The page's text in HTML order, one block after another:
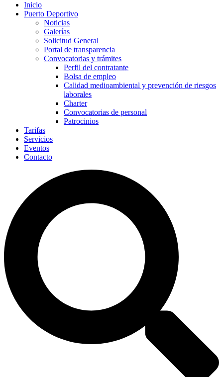
Inicio
Puerto Deportivo
Noticias
Galerías
Solicitud General
Portal de transparencia
Convocatorias y trámites
Perfil del contratante
Bolsa de empleo
Calidad medioambiental y prevención de riesgos
laborales
Charter
Convocatorias de personal
Patrocinios
Tarifas
Servicios
Eventos
Contacto